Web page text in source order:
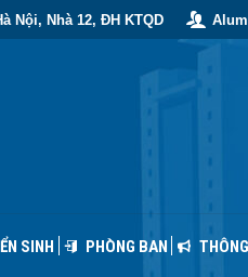
Nội, Nhà 12, ĐH KTQD
SINH PHÒNG BAN
SINH PHÒNG BAN